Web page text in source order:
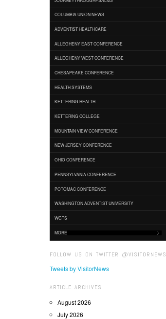
COLUMBIA UNION NEWS
ADVENTIST HEALTHCARE
ALLEGHENY EAST CONFERENCE
ALLEGHENY WEST CONFERENCE
CHESAPEAKE CONFERENCE
HEALTH SYSTEMS
KETTERING HEALTH
KETTERING COLLEGE
MOUNTAIN VIEW CONFERENCE
NEW JERSEY CONFERENCE
OHIO CONFERENCE
PENNSYLVANIA CONFERENCE
POTOMAC CONFERENCE
WASHINGTON ADVENTIST UNIVERSITY
WGTS
MORE
FOLLOW US ON TWITTER @VISITORNEWS
Tweets by VisitorNews
ARTICLE ARCHIVES
August 2026
July 2026